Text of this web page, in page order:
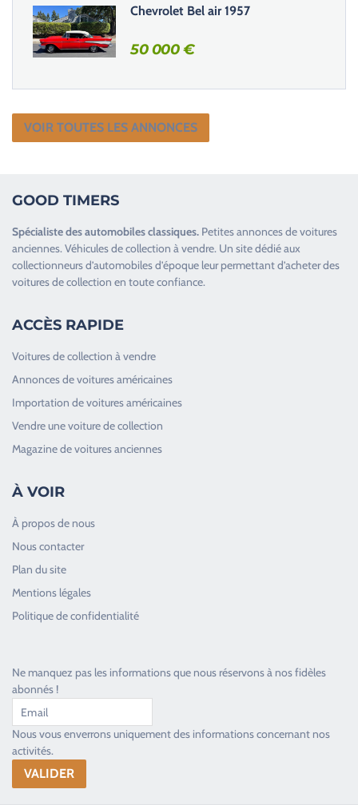
Chevrolet Bel air 1957
50 000€
VOIR TOUTES LES ANNONCES
GOOD TIMERS
Spécialiste desautomobiles classiques. Petites annonces devoitures
anciennes.Véhicules de collection à vendre. Un site dédié aux
collectionneurs d’automobiles d’époque leur permettant d’acheter des
voitures de collection en toute confiance.
ACCÈS RAPIDE
Voitures de collection à vendre
Annonces de voitures américaines
Importation de voitures américaines
Vendre une voiture de collection
Magazine de voitures anciennes
À VOIR
À propos de nous
Nous contacter
Plan du site
Mentions légales
Politique de confidentialité
Ne manquez pas les informations que nous réservons à nos fidèles
abonnés !
Nous vous enverrons uniquement des informations concernant nos
activités.
Toujours heureux d'aider les passionnés